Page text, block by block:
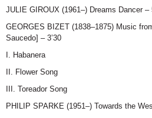
JULIE GIROUX (1961–) Dreams Dancer –
GEORGES BIZET (1838–1875) Music
Saucedo] – 3’30
I. Habanera
II. Flower Song
III. Toreador Song
PHILIP SPARKE (1951–) Towards the